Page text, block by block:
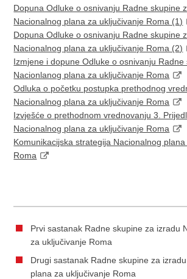
Dopuna Odluke o osnivanju Radne skupine
Nacionalnog plana za uključivanje Roma (1)
Dopuna Odluke o osnivanju Radne skupine
Nacionalnog plana za uključivanje Roma (2)
Izmjene i dopune Odluke o osnivanju Radne
Nacionlanog plana za uključivanje Roma
Odluka o početku postupka prethodnog
Nacionalnog plana za uključivanje Roma
Izvješće o prethodnom vrednovanju 3.
Nacionalnog plana za uključivanje Roma
Komunikacijska strategija Nacionalnog
Roma
Prvi sastanak Radne skupine za izradu
za uključivanje Roma
Drugi sastanak Radne skupine za
plana za uključivanje Roma